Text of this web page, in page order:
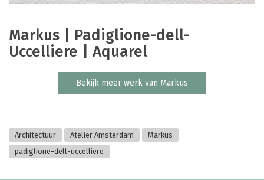
Markus | Padiglione-dell-
Uccelliere | Aquarel
Bekijk meer werk van Markus
Architectuur Atelier Amsterdam
Markus
padiglione-dell-uccelliere